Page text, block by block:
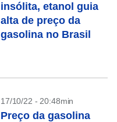
insólita, etanol guia
alta de preço da
gasolina no Brasil
17/10/22 - 20:48min
Preço da gasolina